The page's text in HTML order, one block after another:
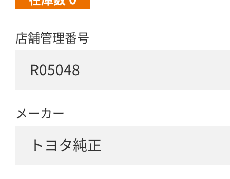
店舗管理番号
R05048
メーカー
トヨタ純正